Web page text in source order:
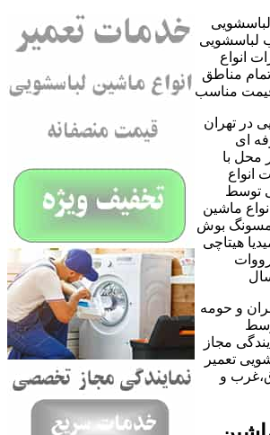
انواع
مناطق
قیمت مناسب
در تهران
ای
محل با
انواع
توسط
ماشین
بوش
هیتاچی
و حومه
مجاز
تعمیر
و